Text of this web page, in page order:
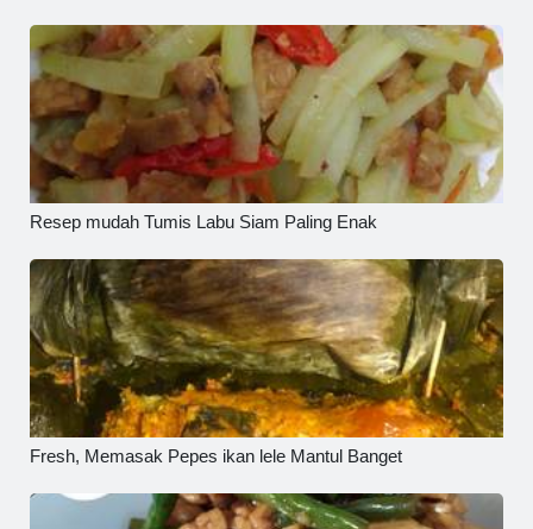
Resep mudah Tumis Labu Siam Paling Enak
Fresh, Memasak Pepes ikan lele Mantul Banget